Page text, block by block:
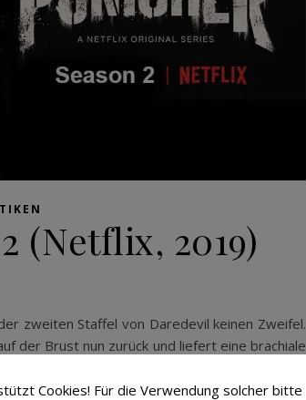
(Netflix, 2019)
zweiten Staffel von Daredevil keinen Zweifel.
der Brust nun zurück und liefert eine brachiale
Wie mir die zweite Staffel der Netflix Serie
altes Leben hinter sich lassen und streift durch
Cookies! Für die Verwendung solcher bitte